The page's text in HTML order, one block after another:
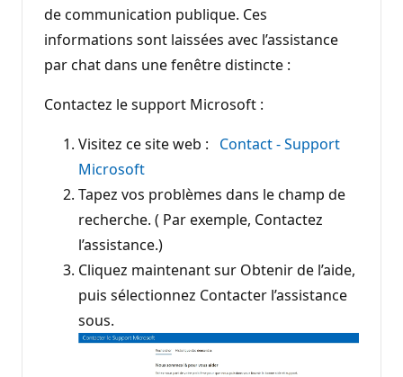
de communication publique. Ces
informations sont laissées avec l’assistance
par chat dans une fenêtre distincte :
Contactez le support Microsoft :
Visitez ce site web : Contact - Support
Microsoft
Tapez vos problèmes dans le champ de
recherche. ( Par exemple, Contactez
l’assistance.)
Cliquez maintenant sur Obtenir de l’aide,
puis sélectionnez Contacter l’assistance
sous.